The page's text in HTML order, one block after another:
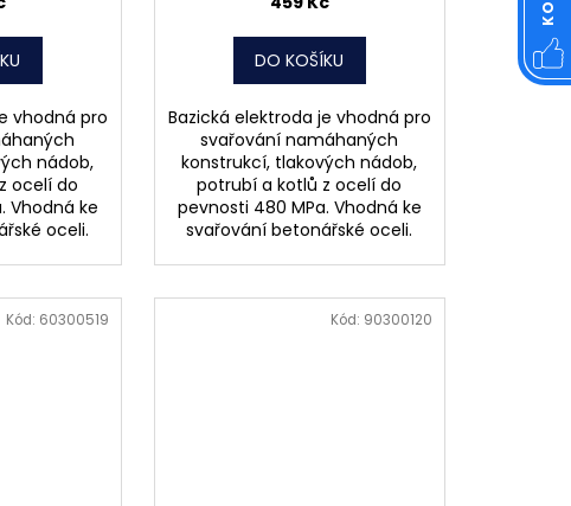
vhodná pro
nádob,
ocelí do
Vhodná ke
oceli.
DO KOŠÍKU
Bazická elektroda je vhodná pro
svařování namáhaných
konstrukcí, tlakových nádob,
potrubí a kotlů z ocelí do
pevnosti 480 MPa. Vhodná ke
svařování betonářské oceli.
Kód: 60300519 Kód: 90300120